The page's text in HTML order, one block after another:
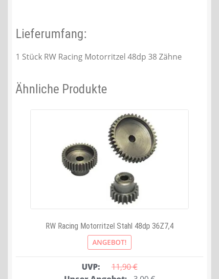
Lieferumfang:
1 Stück RW Racing Motorritzel 48dp 38 Zähne
Ähnliche Produkte
RW Racing Motorritzel Stahl 48dp 36Z7,4
ANGEBOT!
UVP: 11,90 €